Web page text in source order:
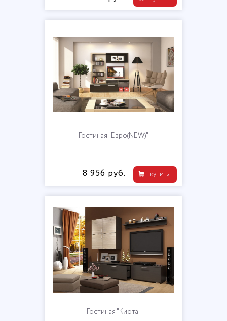
Гостиная "Евро(NEW)"
купить
8 956 руб.
Гостиная "Киота"